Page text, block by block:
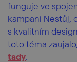
funguje ve
kampani Nestůj,
s kvalitním
toto téma
tady.